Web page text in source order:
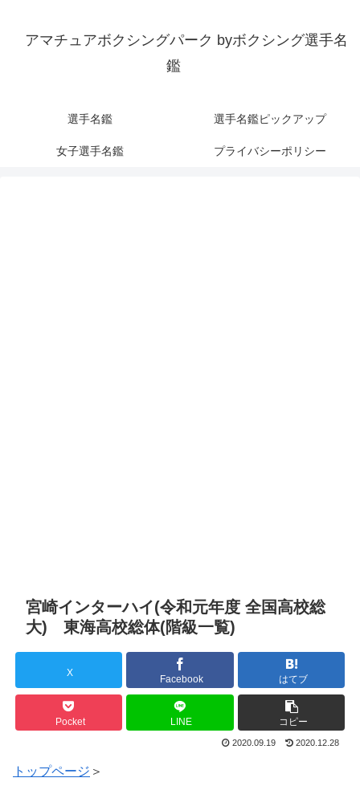
アマチュアボクシングパーク byボクシング選手名
鑑
選手名鑑 選手名鑑ピックアップ
女子選手名鑑 プライバシーポリシー
宮崎インターハイ(令和元年度 全国高校総
大) 東海高校総体(階級一覧)
X
Facebook はてブ
Pocket LINE コピー
2020.09.19 2020.12.28
トップページ ＞